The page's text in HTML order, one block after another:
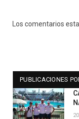
Los comentarios
PUBLICACIONES